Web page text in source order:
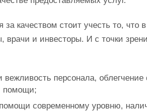
качеством стоит учесть то, что
и инвесторы. И с точки
персонала,
помощи;
современному уровню,